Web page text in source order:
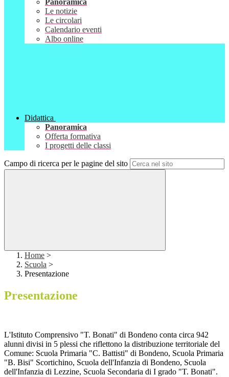
Panoramica
Le notizie
Le circolari
Calendario eventi
Albo online
Didattica
Panoramica
Offerta formativa
I progetti delle classi
Campo di ricerca per le pagine del sito
Home >
Scuola >
Presentazione
Presentazione
L'Istituto Comprensivo "T. Bonati" di Bondeno conta circa 942
alunni divisi in 5 plessi che riflettono la distribuzione territoriale del
Comune: Scuola Primaria "C. Battisti" di Bondeno, Scuola Primaria
"B. Bisi" Scortichino, Scuola dell'Infanzia di Bondeno, Scuola
dell'Infanzia di Lezzine, Scuola Secondaria di I grado "T. Bonati".